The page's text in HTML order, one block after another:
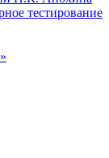
тестирование